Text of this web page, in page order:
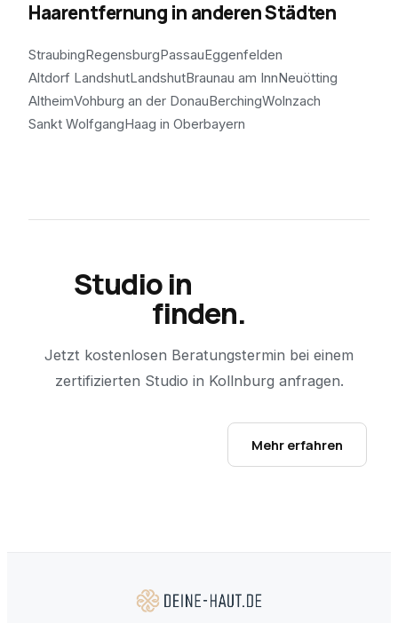
Haarentfernung in anderen Städten
StraubingRegensburgPassauEggenfelden
Altdorf LandshutLandshutBraunau am InnNeuötting
AltheimVohburg an der DonauBerchingWolnzach
Sankt WolfgangHaag in Oberbayern
Studio in
finden.
Jetzt kostenlosen Beratungstermin bei einem
zertifizierten Studio in Kollnburg anfragen.
Mehr erfahren